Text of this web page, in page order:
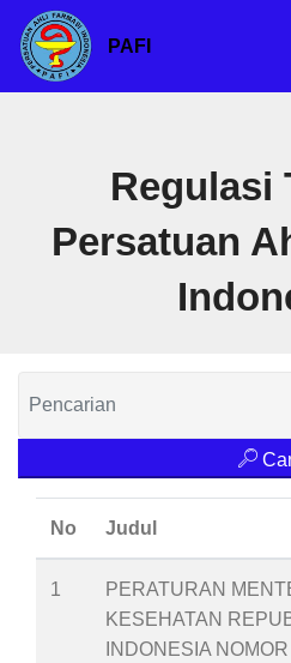
PAFI
Regulasi
Persatuan
No Judul
1
PERATURAN
KESEHATAN
INDONESIA